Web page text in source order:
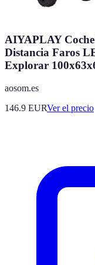
AIYAPLAY
Distancia Faros
Explorar
aosom.es
146.9 EURVer el precio